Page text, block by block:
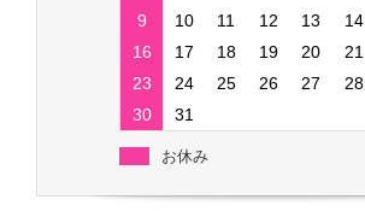
9
10 11 12 13 14
16
17 18 19 20 21
23
24 25 26 27 28
30
31
お休み